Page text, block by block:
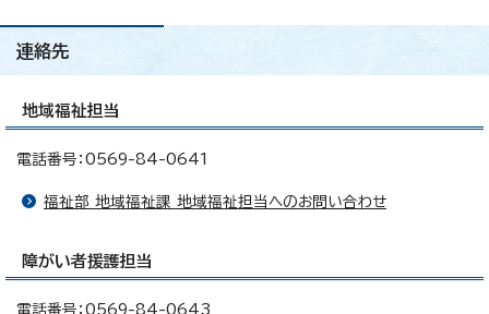
連絡先
地域福祉担当
電話番号：0569-84-0641
福祉部 地域福祉課 地域福祉担当へのお問い合わせ
障がい者援護担当
電話番号：0569-84-0643